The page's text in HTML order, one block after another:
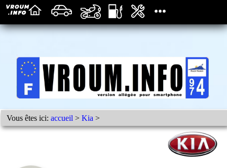
Vous êtes ici:accueil >Kia >